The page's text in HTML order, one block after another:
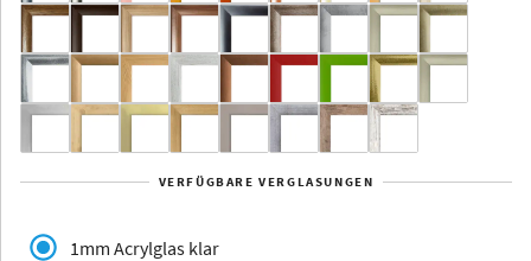
Yukon Alaska
VERFÜGBARE VERGLASUNGEN
1mm Acrylglas klar